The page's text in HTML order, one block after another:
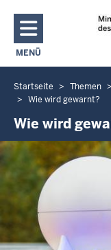
MENÜ
NAVIGATION
Sie
befinden
sich
hier
Startseite Themen
Wie wird gewarnt?
Wie wird